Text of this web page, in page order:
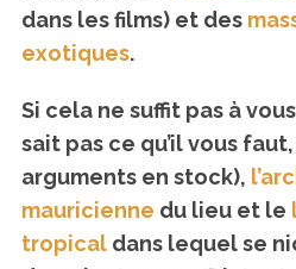
dans les films) et des
exotiques.
Si cela ne suffit pas à
sait pas ce qu’il vous
arguments en stock),
mauricienne du lieu et le
tropicaldans lequel se